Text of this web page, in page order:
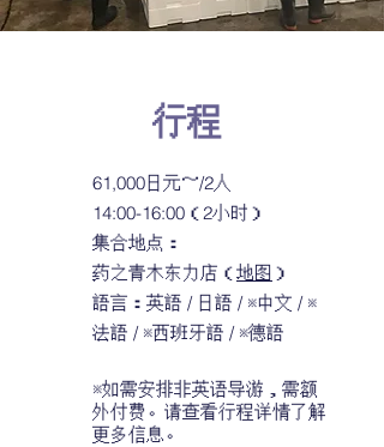
行程
61,000日元～/2人
14:00-16:00（2小时）
集合地点：
药之青木东力店 （地图 ）
語言：英語 / 日語 / ※中文 / ※
法語 / ※西班牙語 / ※德語
※如需安排非英语导游，需额
外付费。请查看行程详情了解
更多信息。